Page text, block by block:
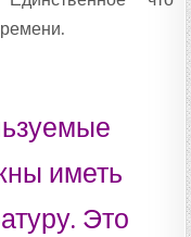
иметь
Это